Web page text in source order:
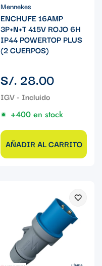
Mennekes
ENCHUFE 16AMP
3P+N+T 415V ROJO 6H
IP44 POWERTOP PLUS
(2 CUERPOS)
Precio
regular
S/. 28.00
+400 en stock
AÑADIR AL CARRITO